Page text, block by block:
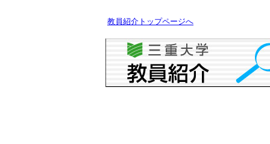
教員紹介トップページへ